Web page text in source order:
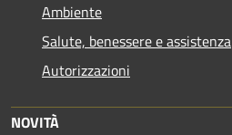
Ambiente
Salute, benessere e assistenza
Autorizzazioni
NOVITÀ